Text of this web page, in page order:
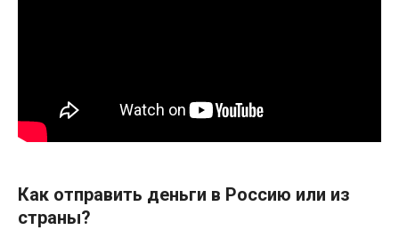
Как отправить деньги в Россию или из
страны?